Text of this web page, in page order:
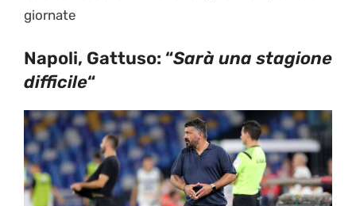
giornate
Napoli, Gattuso: “Sarà una stagione
difficile“